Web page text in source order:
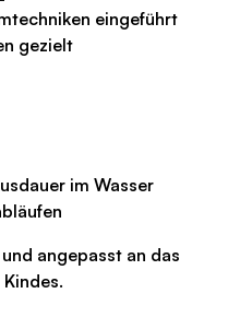
eingeführt
gezielt
im Wasser
angepasst an das